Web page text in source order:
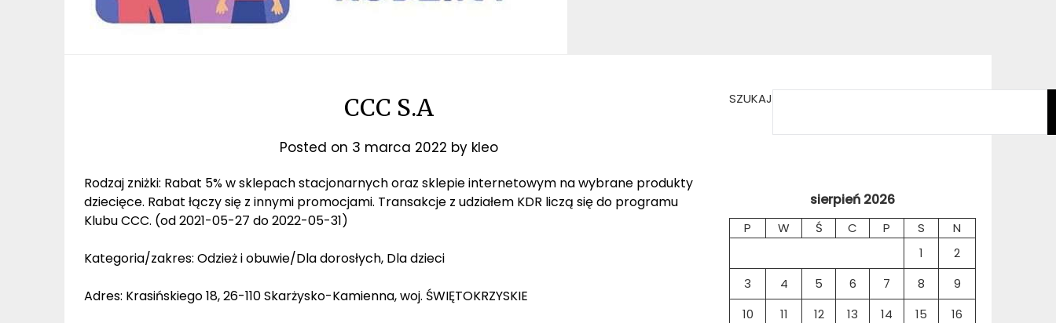
CCC S.A
Posted on 3 marca 2022 by kleo
Rodzaj zniżki: Rabat 5% w sklepach stacjonarnych oraz sklepie internetowym na wybrane produkty
dziecięce. Rabat łączy się z innymi promocjami. Transakcje z udziałem KDR liczą się do programu
Klubu CCC. (od 2021-05-27 do 2022-05-31)
Kategoria/zakres: Odzież i obuwie/Dla dorosłych, Dla dzieci
Adres: Krasińskiego 18, 26-110 Skarżysko-Kamienna, woj. ŚWIĘTOKRZYSKIE
SZUKAJ
sierpień 2026
P W Ś C P S
N
1
2
3
4 5 6 7 8
9
10
11 12 13 14 15
16